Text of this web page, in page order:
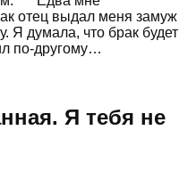
отец выдал меня замуж
Я думала, что брак будет
по-другому…
Я тебя не